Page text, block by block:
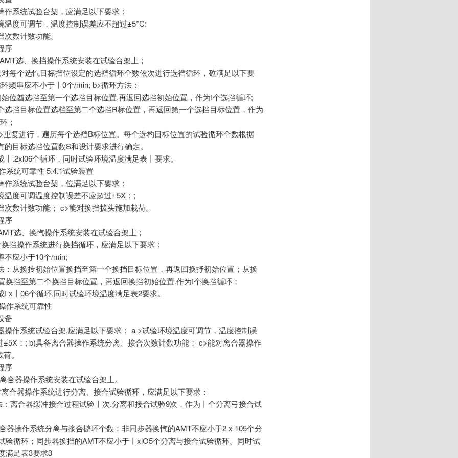
作系统试验台架，应满足以下要求：
温度可调节，温度控制误差应不超过±5*C;
数计数功能。
序
选、换挡操作系统安装在试验台架上；
每个选忾目标挡位设定的选裆循环个数依次进行选裆循环，砬满足以下要
频串应不小于丨0个/min; b>循环方法：
位酋选挡至第一个选挡目标位置.再返回选挡初始位罝，作为I个选挡循环;
选挡目标位置选档至第二个选挡R标位置，再返回第一个选挡目标位置，作为
；
重复进行，遍历每个选裆B标位罝。每个选杓目标位罝的试验循环个数根据
的目标选挡位罝数S和设计要求进行确定。
丨.2xl06个循环，同时试验环境温度满足表丨要求。
系统可靠性 5.4.1试验装罝
作系统试验台架，位满足以下要求：
温度可调温度控制误差不应超过±5X：;
次数计数功能； c>能对换挡拨头施加栽荷。
序
选、换忾操作系统安装在试验台架上；
挡操作系统进行换挡循环，应满足以下要求：
不应小于10个/min;
：从换抟初始位置换挡至第一个换挡目标位罝，再返回换抒初始位置；从换
换挡至第二个换挡目标位罝，再返回换挡初始位置.作为I个换挡循环；
I x丨06个循环.同时试验环境温度满足表2要求。
作系统可靠性
备
操作系统试验台架.应满足以下要求： a >试验环境温度可调节，温度控制误
±5X：; b)具备离合器操作系统分离、接合次数计数功能； c>能对离合器操作
。
序
合器操作系统安装在试验台架上。
合器操作系统进行分离、接合试验循环，应满足以下要求：
：离合器缓冲接合过程试验丨次.分离和接合试验9次，作为丨个分离弓接合试
器操作系统分离与接合擗环个数：非同步器换忾的AMT不应小于2 x 105个分
验循环；同步器换挡的AMT不应小于丨xlO5个分离与接合试验循环。同时试
满足表3要求3